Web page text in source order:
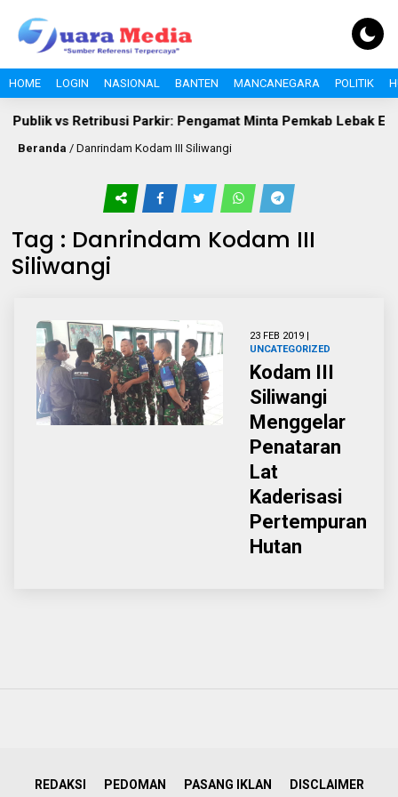
HOME LOGIN NASIONAL BANTEN MANCANEGARA POLITIK
vs Retribusi Parkir: Pengamat Minta Pemkab Lebak
Beranda / Danrindam Kodam III Siliwangi
Tag : Danrindam Kodam III
Siliwangi
23 FEB 2019 |
UNCATEGORIZED
Kodam III
Siliwangi
Menggelar
Penataran
Lat
Kaderisasi
Pertempuran
Hutan
REDAKSI PEDOMAN PASANG IKLAN DISCLAIMER